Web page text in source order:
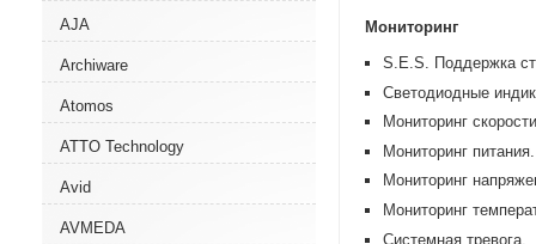
AJA
Archiware
Atomos
ATTO Technology
Avid
AVMEDA
Мониторинг
S.E.S. Поддержка
Светодиодные
Мониторинг
Мониторинг питания.
Мониторинг
Мониторинг
Системная тревога.